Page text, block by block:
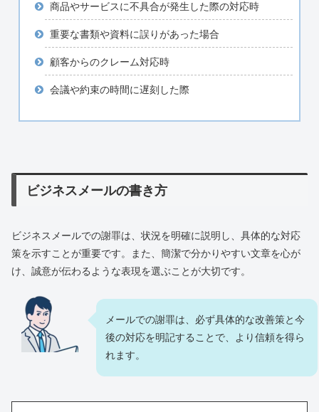
商品やサービスに不具合が発生した際の対応時
重要な書類や資料に誤りがあった場合
顧客からのクレーム対応時
会議や約束の時間に遅刻した際
ビジネスメールの書き方
ビジネスメールでの謝罪は、状況を明確に説明し、具体的な対応
策を示すことが重要です。また、簡潔で分かりやすい文章を心が
け、誠意が伝わるような表現を選ぶことが大切です。
メールでの謝罪は、必ず具体的な改善策と今
後の対応を明記することで、より信頼を得ら
れます。